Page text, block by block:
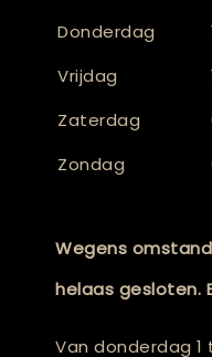
Donderdag
Vrijdag
Zaterdag
Zondag
Wegens
helaas gesloten.
Van donderdag